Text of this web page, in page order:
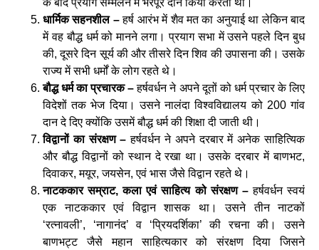
के बाद प्रयाग सम्मेलन में भरपूर दान किया करता था।
धार्मिक सहनशील –हर्ष आरंभ में शैव मत का अनुयाई था लेकिन बाद
में वह बौद्ध धर्म को मानने लगा। प्रयाग सभा में उसने पहले दिन बुध
की, दूसरे दिन सूर्य की और तीसरे दिन शिव की उपासना की। उसके
राज्य में सभी धर्मों के लोग रहते थे।
बौद्ध धर्म का प्रचारक –हर्षवर्धन ने अपने दूतों को धर्म प्रचार के लिए
विदेशों तक भेज दिया। उसने नालंदा विश्वविद्यालय को 200 गांव
दान दे दिए क्योंकि उसमें बौद्ध धर्म की शिक्षा दी जाती थी।
विद्वानों का संरक्षण – हर्षवर्धन ने अपने दरबार में अनेक साहित्यिक
और बौद्ध विद्वानों को स्थान दे रखा था। उसके दरबार में बाणभट,
दिवाकर, मयूर, जयसेन, एवं भास जैसे विद्वान रहते थे।
नाटककार सम्राट, कला एवं साहित्य को संरक्षण –हर्षवर्धन स्वयं
एक नाटककार एवं विद्वान शासक था। उसने तीन नाटकों
‘रत्नावली’, ‘नागानंद’ व ‘प्रियदर्शिका’ की रचना की। उसने
बाणभट्ट जैसे महान साहित्यकार को संरक्षण दिया जिसने